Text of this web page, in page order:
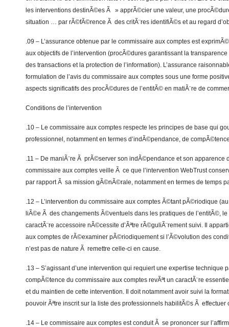
les interventions destinÃ©es Ã » apprÃ©cier une valeur, une
situation … par rÃ©fÃ©rence Ã des critÃ¨res identifiÃ©s et au regard
.09 – L’assurance obtenue par le commissaire aux comptes est
aux objectifs de l’intervention (procÃ©dures garantissant la
des transactions et la protection de l’information). L’assurance
formulation de l’avis du commissaire aux comptes sous une forme
aspects significatifs des procÃ©dures de l’entitÃ© en matiÃ¨re de
Conditions de l’intervention
.10 – Le commissaire aux comptes respecte les principes de base qui
professionnel, notamment en termes d’indÃ©pendance, de
.11 – De maniÃ¨re Ã prÃ©server son indÃ©pendance et son apparence
commissaire aux comptes veille Ã ce que l’intervention WebTrust
par rapport Ã sa mission gÃ©nÃ©rale, notamment en termes de temps
.12 – L’intervention du commissaire aux comptes Ã©tant pÃ©riodique
liÃ©e Ã des changements Ã©ventuels dans les pratiques de l’entitÃ©, le
caractÃ¨re accessoire nÃ©cessite d’Ãªtre rÃ©guliÃ¨rement suivi. Il
aux comptes de rÃ©examiner pÃ©riodiquement si l’Ã©volution des
n’est pas de nature Ã remettre celle-ci en cause.
.13 – S’agissant d’une intervention qui requiert une expertise technique
compÃ©tence du commissaire aux comptes revÃªt un caractÃ¨re
et du maintien de cette intervention. Il doit notamment avoir suivi la
pouvoir Ãªtre inscrit sur la liste des professionnels habilitÃ©s Ã effectuer
.14 – Le commissaire aux comptes est conduit Ã se prononcer sur